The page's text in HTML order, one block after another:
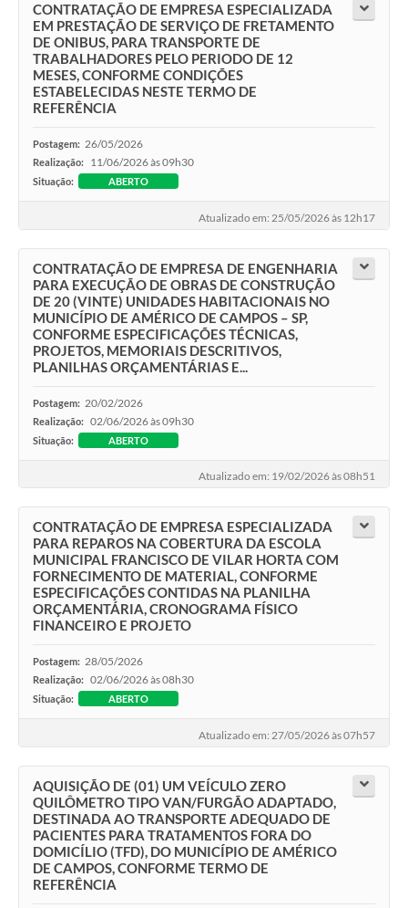
CONTRATAÇÃO DE EMPRESA ESPECIALIZADA
EM PRESTAÇÃO DE SERVIÇO DE FRETAMENTO
DE ONIBUS, PARA TRANSPORTE DE
TRABALHADORES PELO PERIODO DE 12
MESES, CONFORME CONDIÇÕES
ESTABELECIDAS NESTE TERMO DE
REFERÊNCIA
Postagem: 26/05/2026
Realização: 11/06/2026 às 09h30
Situação: ABERTO
Atualizado em: 25/05/2026 às 12h17
CONTRATAÇÃO DE EMPRESA DE ENGENHARIA
PARA EXECUÇÃO DE OBRAS DE CONSTRUÇÃO
DE 20 (VINTE) UNIDADES HABITACIONAIS NO
MUNICÍPIO DE AMÉRICO DE CAMPOS – SP,
CONFORME ESPECIFICAÇÕES TÉCNICAS,
PROJETOS, MEMORIAIS DESCRITIVOS,
PLANILHAS ORÇAMENTÁRIAS E...
Postagem: 20/02/2026
Realização: 02/06/2026 às 09h30
Situação: ABERTO
Atualizado em: 19/02/2026 às 08h51
CONTRATAÇÃO DE EMPRESA ESPECIALIZADA
PARA REPAROS NA COBERTURA DA ESCOLA
MUNICIPAL FRANCISCO DE VILAR HORTA COM
FORNECIMENTO DE MATERIAL, CONFORME
ESPECIFICAÇÕES CONTIDAS NA PLANILHA
ORÇAMENTÁRIA, CRONOGRAMA FÍSICO
FINANCEIRO E PROJETO
Postagem: 28/05/2026
Realização: 02/06/2026 às 08h30
Situação: ABERTO
Atualizado em: 27/05/2026 às 07h57
AQUISIÇÃO DE (01) UM VEÍCULO ZERO
QUILÔMETRO TIPO VAN/FURGÃO ADAPTADO,
DESTINADA AO TRANSPORTE ADEQUADO DE
PACIENTES PARA TRATAMENTOS FORA DO
DOMICÍLIO (TFD), DO MUNICÍPIO DE AMÉRICO
DE CAMPOS, CONFORME TERMO DE
REFERÊNCIA